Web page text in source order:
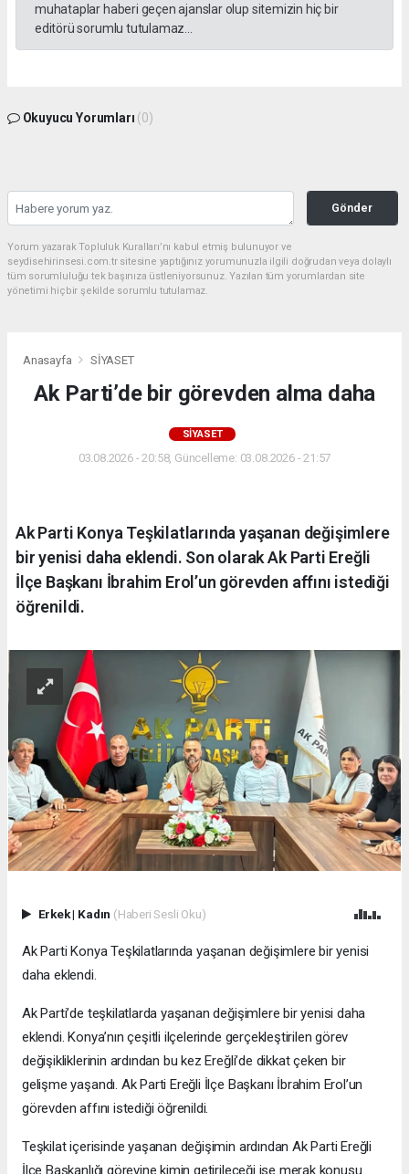
muhataplar haberi geçen ajanslar olup sitemizin hiç bir
editörü sorumlu tutulamaz...
Okuyucu Yorumları (0)
Gönder
Yorum yazarak Topluluk Kuralları’nı kabul etmiş bulunuyor ve
seydisehirinsesi.com.tr sitesine yaptığınız yorumunuzla ilgili doğrudan veya dolaylı
tüm sorumluluğu tek başınıza üstleniyorsunuz. Yazılan tüm yorumlardan site
yönetimi hiçbir şekilde sorumlu tutulamaz.
Anasayfa SİYASET
Ak Parti’de bir görevden alma daha
SİYASET
03.08.2026 - 20:58, Güncelleme: 03.08.2026 - 21:57
Ak Parti Konya Teşkilatlarında yaşanan değişimlere
bir yenisi daha eklendi. Son olarak Ak Parti Ereğli
İlçe Başkanı İbrahim Erol’un görevden affını istediği
öğrenildi.
Erkek| Kadın (Haberi Sesli Oku)
Ak Parti Konya Teşkilatlarında yaşanan değişimlere bir yenisi
daha eklendi.
Ak Parti’de teşkilatlarda yaşanan değişimlere bir yenisi daha
eklendi. Konya’nın çeşitli ilçelerinde gerçekleştirilen görev
değişikliklerinin ardından bu kez Ereğli’de dikkat çeken bir
gelişme yaşandı. Ak Parti Ereğli İlçe Başkanı İbrahim Erol’un
görevden affını istediği öğrenildi.
Teşkilat içerisinde yaşanan değişimin ardından Ak Parti Ereğli
İlçe Başkanlığı görevine kimin getirileceği ise merak konusu